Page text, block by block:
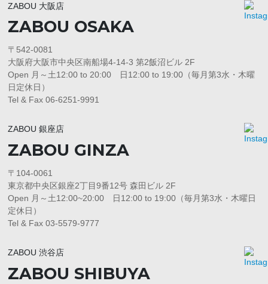
ZABOU 大阪店
ZABOU OSAKA
〒542-0081
大阪府大阪市中央区南船場4-14-3 第2飯沼ビル 2F
Open 月～土12:00 to 20:00 日12:00 to 19:00（毎月第3水・木曜
日定休日）
Tel & Fax 06-6251-9991
ZABOU 銀座店
ZABOU GINZA
〒104-0061
東京都中央区銀座2丁目9番12号 森田ビル 2F
Open 月～土12:00~20:00 日12:00 to 19:00（毎月第3水・木曜日
定休日）
Tel & Fax 03-5579-9777
ZABOU 渋谷店
ZABOU SHIBUYA